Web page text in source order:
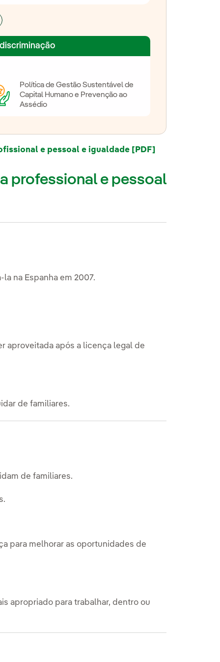
Política de Gestão Sustentável de
Capital Humano e Prevenção ao
Assédio
e pessoal e igualdade [PDF]
professional e pessoal
na Espanha em 2007.
aproveitada após a licença legal de
de familiares.
de familiares.
para melhorar as oportunidades de
apropriado para trabalhar, dentro ou